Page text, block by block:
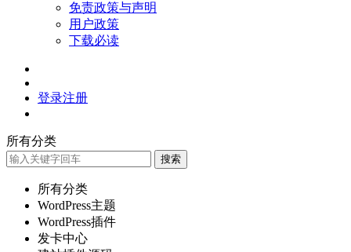
免责政策与声明
用户政策
下载必读
登录注册
所有分类
搜索
所有分类
WordPress主题
WordPress插件
发卡中心